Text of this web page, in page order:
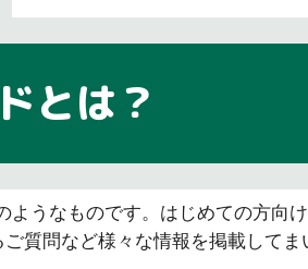
とは？
うなものです。はじめての方向
質問など様々な情報を掲載して